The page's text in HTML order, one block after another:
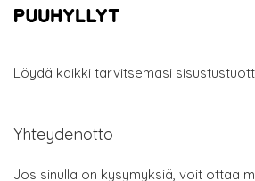
Löydä kaikki tarvitsemasi
Yhteydenotto
Jos sinulla on kysymyksiä, voit ottaa